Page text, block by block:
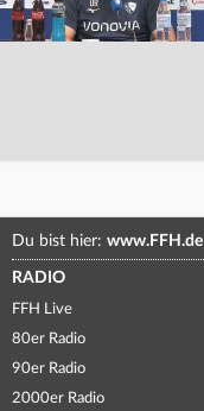
Du bist hier: www.FFH.de
RADIO
FFH Live
80er Radio
90er Radio
2000er Radio